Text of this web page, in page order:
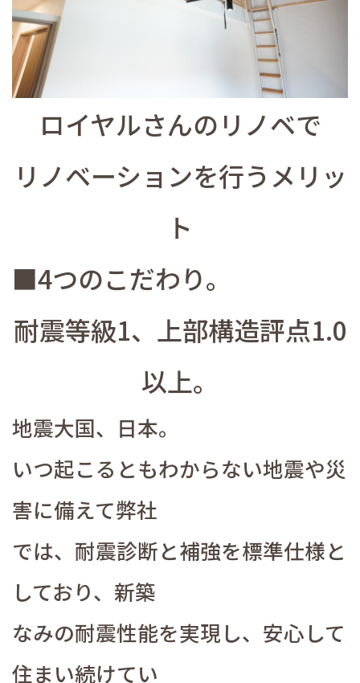
ロイヤルさんのリノベで
リノベーションを行うメリッ
ト
■4つのこだわり。
耐震等級1、上部構造評点1.0
以上。
地震大国、日本。
いつ起こるともわからない地震や災
害に備えて弊社
では、耐震診断と補強を標準仕様と
しており、新築
なみの耐震性能を実現し、安心して
住まい続けてい